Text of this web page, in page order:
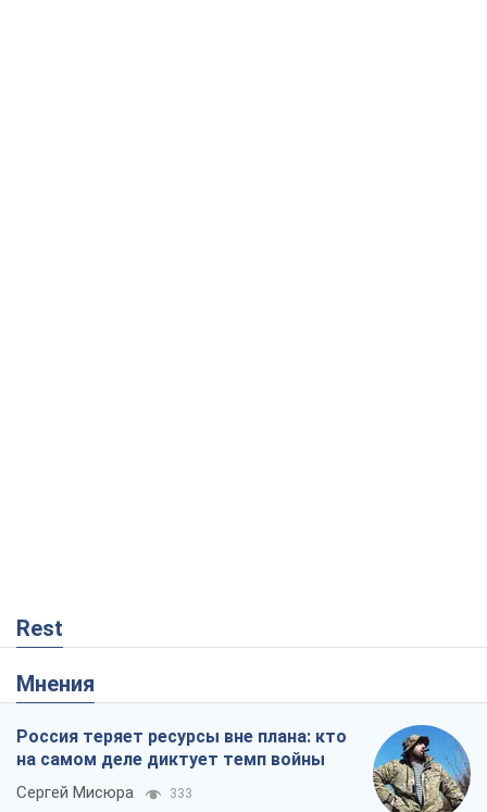
Rest
Мнения
Россия теряет ресурсы вне плана: кто
на самом деле диктует темп войны
Сергей Мисюра 333